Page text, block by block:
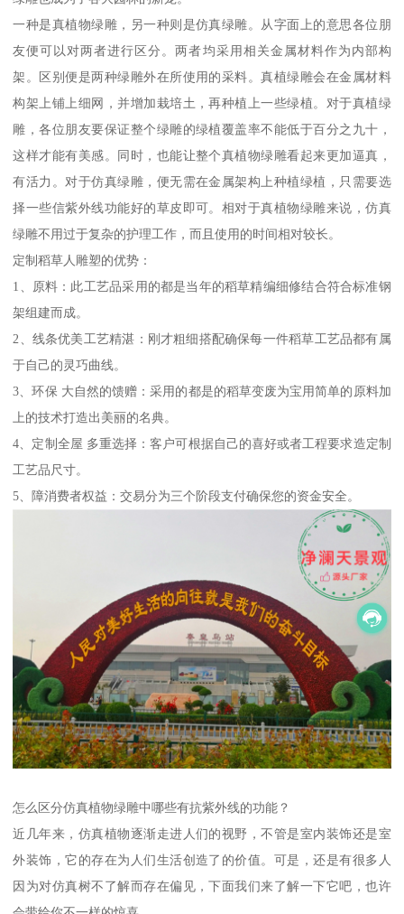
一种是真植物绿雕，另一种则是仿真绿雕。从字面上的意思各位朋
友便可以对两者进行区分。两者均采用相关金属材料作为内部构
架。区别便是两种绿雕外在所使用的采料。真植绿雕会在金属材料
构架上铺上细网，并增加栽培土，再种植上一些绿植。对于真植绿
雕，各位朋友要保证整个绿雕的绿植覆盖率不能低于百分之九十，
这样才能有美感。同时，也能让整个真植物绿雕看起来更加逼真，
有活力。对于仿真绿雕，便无需在金属架构上种植绿植，只需要选
择一些信紫外线功能好的草皮即可。相对于真植物绿雕来说，仿真
绿雕不用过于复杂的护理工作，而且使用的时间相对较长。
定制稻草人雕塑的优势：
1、原料：此工艺品采用的都是当年的稻草精编细修结合符合标准钢
架组建而成。
2、线条优美工艺精湛：刚才粗细搭配确保每一件稻草工艺品都有属
于自己的灵巧曲线。
3、环保 大自然的馈赠：采用的都是的稻草变废为宝用简单的原料加
上的技术打造出美丽的名典。
4、定制全屋 多重选择：客户可根据自己的喜好或者工程要求造定制
工艺品尺寸。
5、障消费者权益：交易分为三个阶段支付确保您的资金安全。
怎么区分仿真植物绿雕中哪些有抗紫外线的功能？
近几年来，仿真植物逐渐走进人们的视野，不管是室内装饰还是室
外装饰，它的存在为人们生活创造了的价值。可是，还是有很多人
因为对仿真树不了解而存在偏见，下面我们来了解一下它吧，也许